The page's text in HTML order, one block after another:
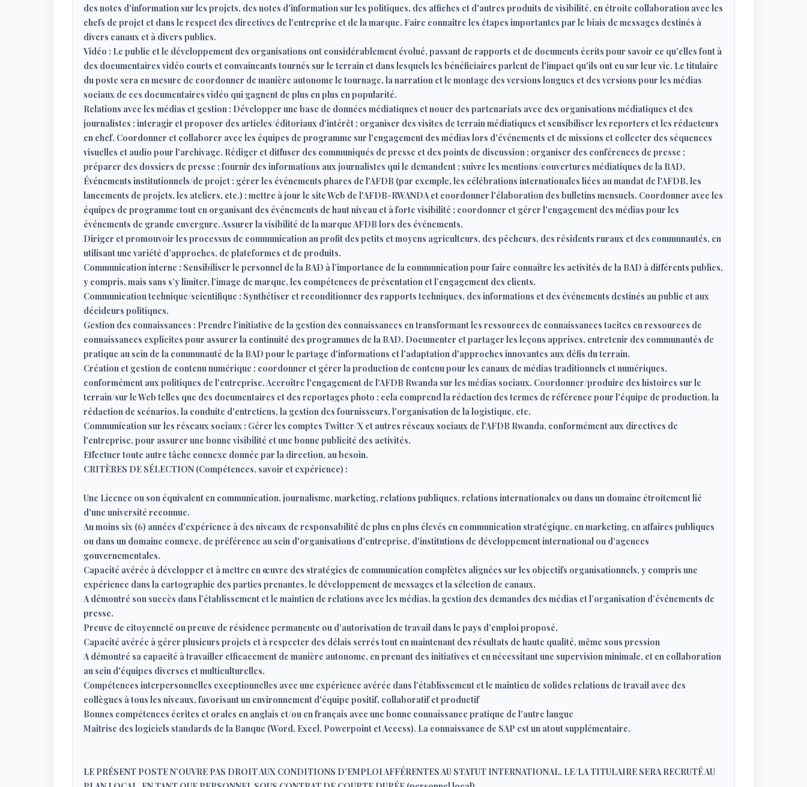
des notes d'information sur les projets, des notes d'information sur les politiques, des affiches et d'autres produits de visibilité, en étroite collaboration avec les
chefs de projet et dans le respect des directives de l'entreprise et de la marque. Faire connaître les étapes importantes par le biais de messages destinés à
divers canaux et à divers publics.
Vidéo : Le public et le développement des organisations ont considérablement évolué, passant de rapports et de documents écrits pour savoir ce qu'elles font à
des documentaires vidéo courts et convaincants tournés sur le terrain et dans lesquels les bénéficiaires parlent de l'impact qu'ils ont eu sur leur vie. Le titulaire
du poste sera en mesure de coordonner de manière autonome le tournage, la narration et le montage des versions longues et des versions pour les médias
sociaux de ces documentaires vidéo qui gagnent de plus en plus en popularité.
Relations avec les médias et gestion : Développer une base de données médiatiques et nouer des partenariats avec des organisations médiatiques et des
journalistes ; interagir et proposer des articles/éditoriaux d'intérêt ; organiser des visites de terrain médiatiques et sensibiliser les reporters et les rédacteurs
en chef. Coordonner et collaborer avec les équipes de programme sur l'engagement des médias lors d'événements et de missions et collecter des séquences
visuelles et audio pour l'archivage. Rédiger et diffuser des communiqués de presse et des points de discussion ; organiser des conférences de presse ;
préparer des dossiers de presse ; fournir des informations aux journalistes qui le demandent ; suivre les mentions/couvertures médiatiques de la BAD.
Événements institutionnels/de projet : gérer les événements phares de l'AFDB (par exemple, les célébrations internationales liées au mandat de l'AFDB, les
lancements de projets, les ateliers, etc.) ; mettre à jour le site Web de l'AFDB-RWANDA et coordonner l'élaboration des bulletins mensuels. Coordonner avec les
équipes de programme tout en organisant des événements de haut niveau et à forte visibilité ; coordonner et gérer l'engagement des médias pour les
événements de grande envergure. Assurer la visibilité de la marque AFDB lors des événements.
Diriger et promouvoir les processus de communication au profit des petits et moyens agriculteurs, des pêcheurs, des résidents ruraux et des communautés, en
utilisant une variété d’approches, de plateformes et de produits.
Communication interne : Sensibiliser le personnel de la BAD à l’importance de la communication pour faire connaître les activités de la BAD à différents publics,
y compris, mais sans s’y limiter, l’image de marque, les compétences de présentation et l’engagement des clients.
Communication technique/scientifique : Synthétiser et reconditionner des rapports techniques, des informations et des événements destinés au public et aux
décideurs politiques.
Gestion des connaissances : Prendre l'initiative de la gestion des connaissances en transformant les ressources de connaissances tacites en ressources de
connaissances explicites pour assurer la continuité des programmes de la BAD. Documenter et partager les leçons apprises, entretenir des communautés de
pratique au sein de la communauté de la BAD pour le partage d'informations et l'adaptation d'approches innovantes aux défis du terrain.
Création et gestion de contenu numérique : coordonner et gérer la production de contenu pour les canaux de médias traditionnels et numériques,
conformément aux politiques de l'entreprise. Accroître l'engagement de l'AFDB Rwanda sur les médias sociaux. Coordonner/produire des histoires sur le
terrain/sur le Web telles que des documentaires et des reportages photo ; cela comprend la rédaction des termes de référence pour l'équipe de production, la
rédaction de scénarios, la conduite d'entretiens, la gestion des fournisseurs, l'organisation de la logistique, etc.
Communication sur les réseaux sociaux : Gérer les comptes Twitter/X et autres réseaux sociaux de l'AFDB Rwanda, conformément aux directives de
l'entreprise, pour assurer une bonne visibilité et une bonne publicité des activités.
Effectuer toute autre tâche connexe donnée par la direction, au besoin.
CRITÈRES DE SÉLECTION (Compétences, savoir et expérience) :
Une Licence ou son équivalent en communication, journalisme, marketing, relations publiques, relations internationales ou dans un domaine étroitement lié
d'une université reconnue.
Au moins six (6) années d'expérience à des niveaux de responsabilité de plus en plus élevés en communication stratégique, en marketing, en affaires publiques
ou dans un domaine connexe, de préférence au sein d'organisations d'entreprise, d'institutions de développement international ou d'agences
gouvernementales.
Capacité avérée à développer et à mettre en œuvre des stratégies de communication complètes alignées sur les objectifs organisationnels, y compris une
expérience dans la cartographie des parties prenantes, le développement de messages et la sélection de canaux.
A démontré son succès dans l’établissement et le maintien de relations avec les médias, la gestion des demandes des médias et l’organisation d’événements de
presse.
Preuve de citoyenneté ou preuve de résidence permanente ou d’autorisation de travail dans le pays d’emploi proposé.
Capacité avérée à gérer plusieurs projets et à respecter des délais serrés tout en maintenant des résultats de haute qualité, même sous pression
A démontré sa capacité à travailler efficacement de manière autonome, en prenant des initiatives et en nécessitant une supervision minimale, et en collaboration
au sein d'équipes diverses et multiculturelles.
Compétences interpersonnelles exceptionnelles avec une expérience avérée dans l'établissement et le maintien de solides relations de travail avec des
collègues à tous les niveaux, favorisant un environnement d'équipe positif, collaboratif et productif
Bonnes compétences écrites et orales en anglais et/ou en français avec une bonne connaissance pratique de l'autre langue
Maîtrise des logiciels standards de la Banque (Word, Excel, Powerpoint et Access). La connaissance de SAP est un atout supplémentaire.
LE PRÉSENT POSTE N’OUVRE PAS DROIT AUX CONDITIONS D’EMPLOI AFFÉRENTES AU STATUT INTERNATIONAL. LE/LA TITULAIRE SERA RECRUTÉ AU